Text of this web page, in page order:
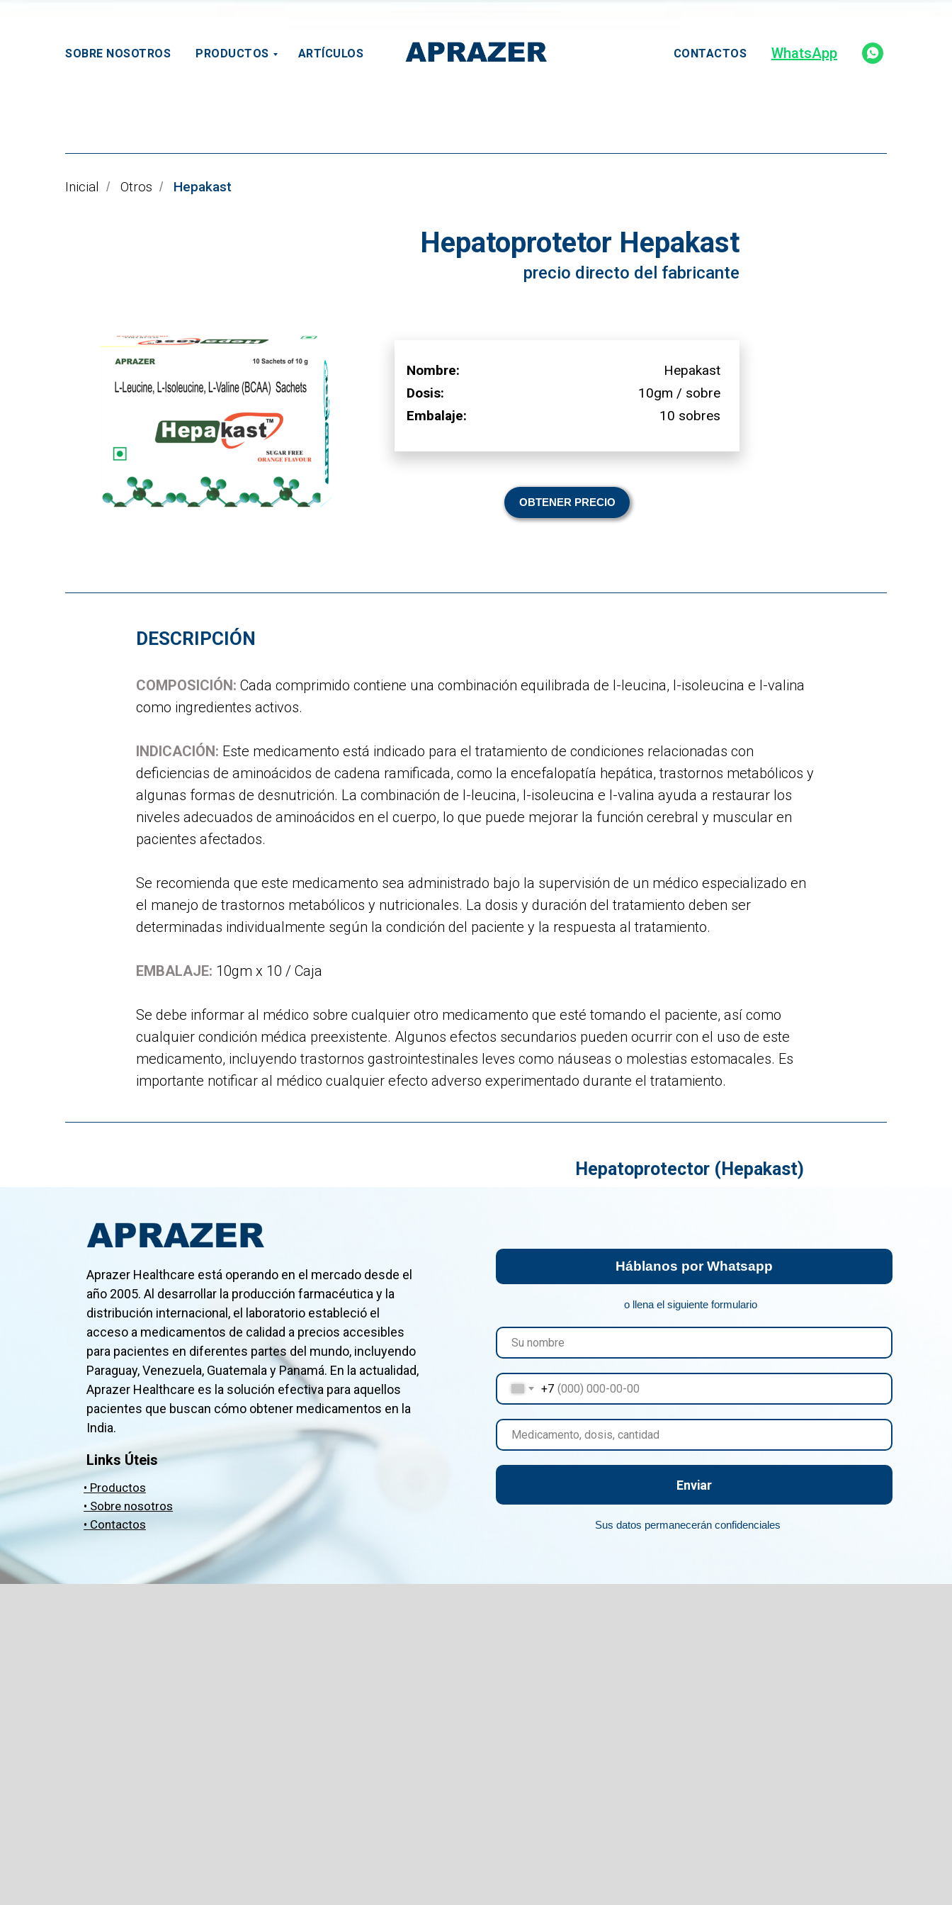
SOBRE NOSOTROS PRODUCTOS ARTÍCULOS CONTACTOS WhatsApp
Inicial / Otros / Hepakast
Hepatoprotetor Hepakast
precio
precio directo del fabricante
OBTENER PRECIO
Nombre:
Dosis:
Embalaje:
Hepakast
10gm / sobre
10 sobres
DESCRIPCIÓN
COMPOSICIÓN: Cada comprimido contiene una combinación equilibrada de I-leucina, I-isoleucina e I-valina
como ingredientes activos.
INDICACIÓN: Este medicamento está indicado para el tratamiento de condiciones relacionadas con
deficiencias de aminoácidos de cadena ramificada, como la encefalopatía hepática, trastornos metabólicos y
algunas formas de desnutrición. La combinación de I-leucina, I-isoleucina e I-valina ayuda a restaurar los
niveles adecuados de aminoácidos en el cuerpo, lo que puede mejorar la función cerebral y muscular en
pacientes afectados.
Se recomienda que este medicamento sea administrado bajo la supervisión de un médico especializado en
el manejo de trastornos metabólicos y nutricionales. La dosis y duración del tratamiento deben ser
determinadas individualmente según la condición del paciente y la respuesta al tratamiento.
EMBALAJE: 10gm x 10 / Caja
Se debe informar al médico sobre cualquier otro medicamento que esté tomando el paciente, así como
cualquier condición médica preexistente. Algunos efectos secundarios pueden ocurrir con el uso de este
medicamento, incluyendo trastornos gastrointestinales leves como náuseas o molestias estomacales. Es
importante notificar al médico cualquier efecto adverso experimentado durante el tratamiento.
Hepatoprotector (Hepakast)
+7
Enviar
Sus datos permanecerán confidenciales
o llena el siguiente formulario
Háblanos por Whatsapp
Aprazer Healthcare está operando en el mercado desde el
año 2005. Al desarrollar la producción farmacéutica y la
distribución internacional, el laboratorio estableció el
acceso a medicamentos de calidad a precios accesibles
para pacientes en diferentes partes del mundo, incluyendo
Paraguay, Venezuela, Guatemala y Panamá. En la actualidad,
Aprazer Healthcare es la solución efectiva para aquellos
pacientes que buscan cómo obtener medicamentos en la
India.
• Productos
• Sobre nosotros
• Contactos
Links Úteis